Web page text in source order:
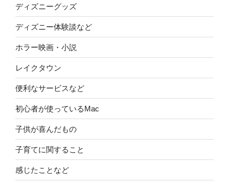
ディズニーグッズ
ディズニー体験談など
ホラー映画・小説
レイクタウン
便利なサービスなど
初心者が使っているMac
子供が喜んだもの
子育てに関すること
感じたことなど